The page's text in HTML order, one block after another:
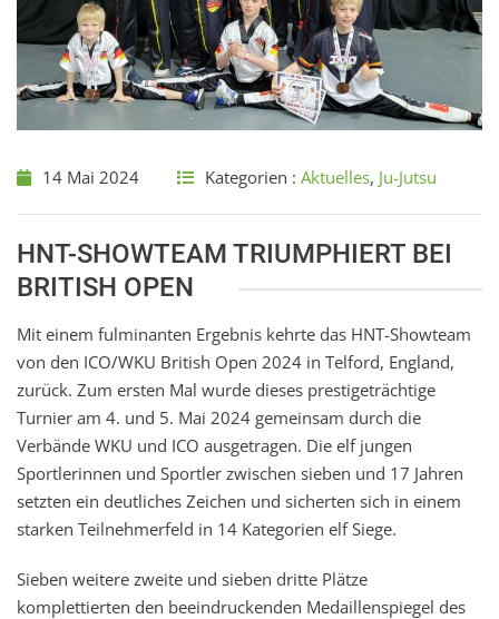
14 Mai 2024 Kategorien : Aktuelles, Ju-Jutsu
HNT-SHOWTEAM TRIUMPHIERT BEI
BRITISH OPEN
Mit einem fulminanten Ergebnis kehrte das HNT-Showteam
von den ICO/WKU British Open 2024 in Telford, England,
zurück. Zum ersten Mal wurde dieses prestigeträchtige
Turnier am 4. und 5. Mai 2024 gemeinsam durch die
Verbände WKU und ICO ausgetragen. Die elf jungen
Sportlerinnen und Sportler zwischen sieben und 17 Jahren
setzten ein deutliches Zeichen und sicherten sich in einem
starken Teilnehmerfeld in 14 Kategorien elf Siege.
Sieben weitere zweite und sieben dritte Plätze
komplettierten den beeindruckenden Medaillenspiegel des